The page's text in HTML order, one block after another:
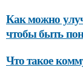
Как можно
чтобы быть
Что такое